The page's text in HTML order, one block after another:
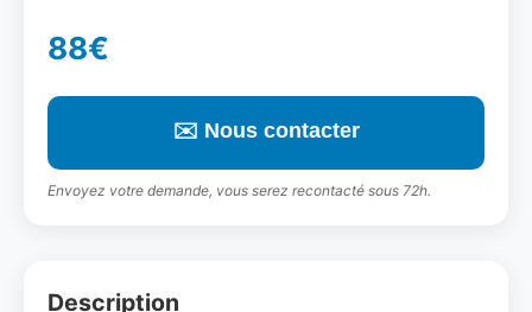
88€
✉️ Nous contacter
Envoyez votre demande, vous serez recontacté sous 72h.
Description